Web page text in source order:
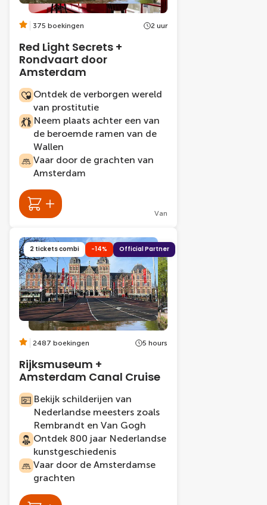
375 boekingen 2 uur
Red Light Secrets +
Rondvaart door
Amsterdam
Ontdek de verborgen wereld
van prostitutie
Neem plaats achter een van
de beroemde ramen van de
Wallen
Vaar door de grachten van
Amsterdam
Van
2 tickets combi -14% Official Partner
2487 boekingen 5 hours
Rijksmuseum +
Amsterdam Canal Cruise
Bekijk schilderijen van
Nederlandse meesters zoals
Rembrandt en Van Gogh
Ontdek 800 jaar Nederlandse
kunstgeschiedenis
Vaar door de Amsterdamse
grachten